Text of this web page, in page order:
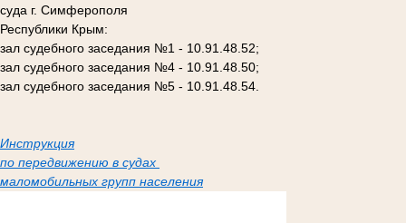
суда г. Симферополя
Республики Крым:
зал судебного заседания №1 - 10.91.48.52;
зал судебного заседания №4 - 10.91.48.50;
зал судебного заседания №5 - 10.91.48.54.
Инструкция
по передвижению в судах
маломобильных групп населения